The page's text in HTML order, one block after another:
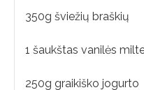
350g šviežių braškių
1 šaukštas vanilės
250g graikiško jogurto